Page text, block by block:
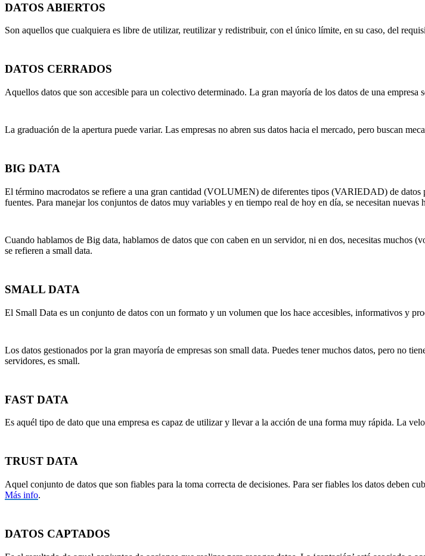
DATOS ABIERTOS
Son aquellos que cualquiera es libre de utilizar, reutilizar y redistribuir, con el único límite, en su caso, del
DATOS CERRADOS
Aquellos datos que son accesible para un colectivo determinado. La gran mayoría de los datos de una
La graduación de la apertura puede variar. Las empresas no abren sus datos hacia el mercado, pero buscan
BIG DATA
El término macrodatos se refiere a una gran cantidad (VOLUMEN) de diferentes tipos (VARIEDAD) de
fuentes. Para manejar los conjuntos de datos muy variables y en tiempo real de hoy en día, se necesitan
Cuando hablamos de Big data, hablamos de datos que con caben en un servidor, ni en dos, necesitas
se refieren a small data.
SMALL DATA
El Small Data es un conjunto de datos con un formato y un volumen que los hace accesibles, informativos y
Los datos gestionados por la gran mayoría de empresas son small data. Puedes tener muchos datos, pero no
servidores, es small.
FAST DATA
Es aquél tipo de dato que una empresa es capaz de utilizar y llevar a la acción de una forma muy rápida. La
TRUST DATA
Aquel conjunto de datos que son fiables para la toma correcta de decisiones. Para ser fiables los datos deben
Más info.
DATOS CAPTADOS